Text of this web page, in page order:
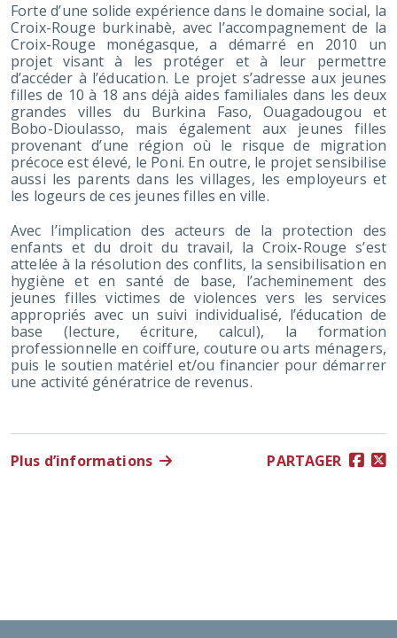
Forte d’une solide expérience dans le domaine social, la
Croix-Rouge burkinabè, avec l’accompagnement de la
Croix-Rouge monégasque, a démarré en 2010 un
projet visant à les protéger et à leur permettre
d’accéder à l’éducation. Le projet s’adresse aux jeunes
filles de 10 à 18 ans déjà aides familiales dans les deux
grandes villes du Burkina Faso, Ouagadougou et
Bobo-Dioulasso, mais également aux jeunes filles
provenant d’une région où le risque de migration
précoce est élevé, le Poni. En outre, le projet sensibilise
aussi les parents dans les villages, les employeurs et
les logeurs de ces jeunes filles en ville.
Avec l’implication des acteurs de la protection des
enfants et du droit du travail, la Croix-Rouge s’est
attelée à la résolution des conflits, la sensibilisation en
hygiène et en santé de base, l’acheminement des
jeunes filles victimes de violences vers les services
appropriés avec un suivi individualisé, l’éducation de
base (lecture, écriture, calcul), la formation
professionnelle en coiffure, couture ou arts ménagers,
puis le soutien matériel et/ou financier pour démarrer
une activité génératrice de revenus.
Plus d’informations PARTAGER